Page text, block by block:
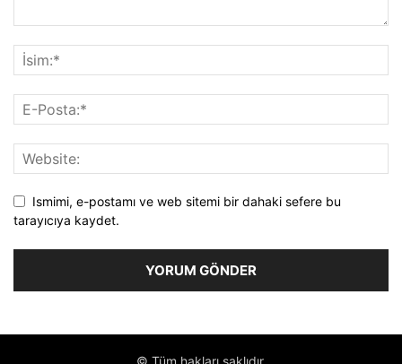
Ismimi, e-postamı ve web sitemi bir dahaki sefere bu
tarayıcıya kaydet.
© Tüm hakları saklıdır.